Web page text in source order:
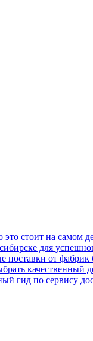
это стоит на самом
для
от фабрик
качественный
гид по сервису